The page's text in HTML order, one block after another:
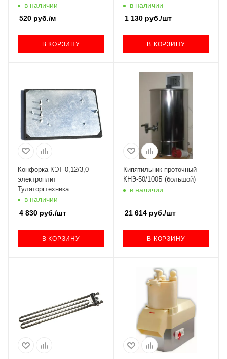
в наличии
520 руб./м
В КОРЗИНУ
в наличии
1 130руб./шт
В КОРЗИНУ
Конфорка КЭТ-0,12/3,0
электроплит
Тулаторгтехника
в наличии
4 830 руб./шт
В КОРЗИНУ
Кипятильник проточный
КНЭ-50/100Б (большой)
в наличии
21 614руб./шт
В КОРЗИНУ